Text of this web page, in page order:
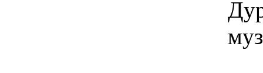
Дурная
музыка